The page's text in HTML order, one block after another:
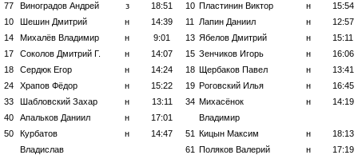
77
Виноградов Андрей з
18:51
10
Шешин Дмитрий н
14:39
14
Михалёв Владимир н
9:01
17
Соколов Дмитрий Г. н
14:07
18
Сердюк Егор н
14:24
24
Храпов Фёдор н
15:22
33
Шабловский Захар н
13:11
40
Апальков Даниил н
17:01
50
Курбатов
Владислав
н 14:47
10 Пластинин Виктор н
15:54
11
Лапин Даниил н
12:57
13 Ябелов Дмитрий н
15:11
15 Зенчиков Игорь н
16:06
18 Щербаков Павел н
13:41
19 Роговский Илья н
16:45
34 Михасёнок
Владимир
н 14:19
51 Кицын Максим н
18:13
61 Поляков Валерий н
17:19